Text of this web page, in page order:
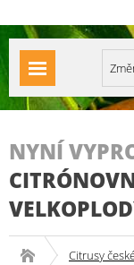
NYNÍ
Citrusy